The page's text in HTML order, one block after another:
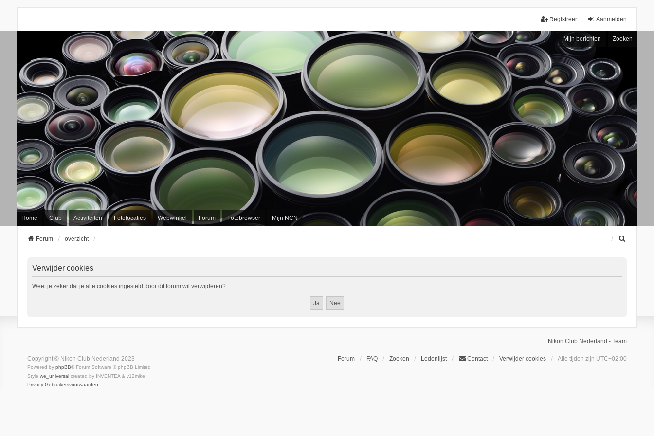
Aanmelden
Registreer
Mijn berichten Zoeken
Home Club Activiteiten Fotolocaties Webwinkel Forum Fotobrowser Mijn NCN
Forum overzicht
Verwijder cookies
Weet je zeker dat je alle cookies ingesteld door dit forum wil verwijderen?
Nikon Club Nederland - Team
Forum FAQ Zoeken Ledenlijst Contact Verwijder cookies Alle tijden zijn UTC+02:00
Copyright © Nikon Club Nederland 2023
Powered by phpBB® Forum Software © phpBB Limited
Style we_universalcreated by INVENTEA & v12mike
Privacy Gebruikersvoorwaarden